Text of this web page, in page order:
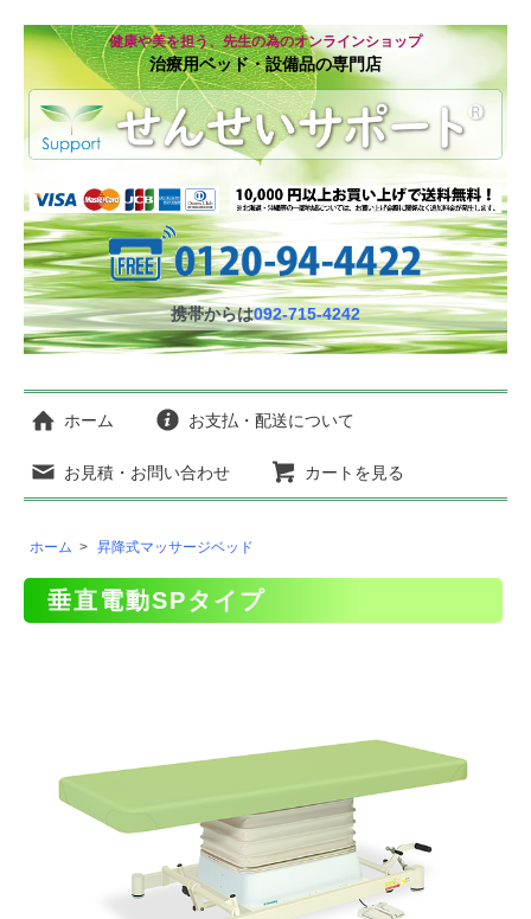
健康や美を担う、先生の為のオンラインショップ
治療用ベッド・設備品の専門店
携帯からは092-715-4242
ホーム お支払・配送について
お見積・お問い合わせ カートを見る
ホーム > 昇降式マッサージベッド
垂直電動SPタイプ